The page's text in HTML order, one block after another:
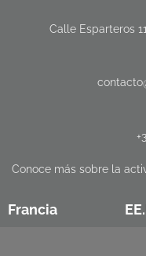
Calle Esparteros
Conoce más sobre la
Francia